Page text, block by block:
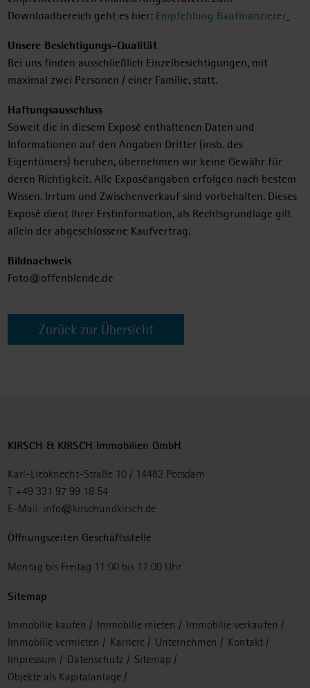
Downloadbereich geht es hier: Empfehlung Baufinanzierer
Unsere Besichtigungs-Qualität
Bei uns finden ausschließlich Einzelbesichtigungen, mit
maximal zwei Personen / einer Familie, statt.
Haftungsausschluss
Soweit die in diesem Exposé enthaltenen Daten und
Informationen auf den Angaben Dritter (insb. des
Eigentümers) beruhen, übernehmen wir keine Gewähr für
deren Richtigkeit. Alle Exposéangaben erfolgen nach bestem
Wissen. Irrtum und Zwischenverkauf sind vorbehalten. Dieses
Exposé dient Ihrer Erstinformation, als Rechtsgrundlage gilt
allein der abgeschlossene Kaufvertrag.
Bildnachweis
Foto@offenblende.de
Zurück zur Übersicht
KIRSCH & KIRSCH Immobilien GmbH
Karl-Liebknecht-Straße 10 / 14482 Potsdam
T +49 331 97 99 18 54
E-Mail. info@kirschundkirsch.de
Öffnungszeiten Geschäftsstelle
Montag bis Freitag 11:00 bis 17:00 Uhr
Sitemap
Navigation
überspringen
Immobilie kaufen Immobilie mieten
Immobilie verkaufen
Immobilie vermieten
Karriere Unternehmen
Kontakt
Impressum
Datenschutz
Sitemap
Objekte als Kapitalanlage